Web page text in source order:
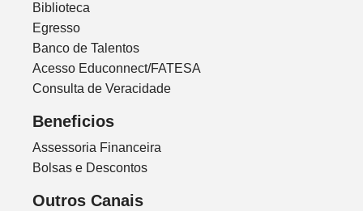
Biblioteca
Egresso
Banco de Talentos
Acesso Educonnect/FATESA
Consulta de Veracidade
Beneficios
Assessoria Financeira
Bolsas e Descontos
Outros Canais